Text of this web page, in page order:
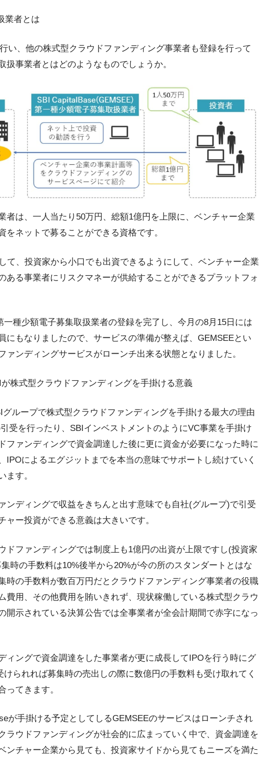
業者とは
い、他の株式型クラウドファンディング事業者も登録を行って
扱事業者とはどのようなものでしょうか。
者は、一人当たり50万円、総額1億円を上限に、ベンチャー企業
をネットで募ることができる資格です。
て、投資家から小口でも出資できるようにして、ベンチャー企業
ある事業者にリスクマネーが供給することができるプラットフォ
一種少額電子募集取扱業者の登録を完了し、今月の8月15日には
にもなりましたので、サービスの準備が整えば、GEMSEEとい
ァンディングサービスがローンチ出来る状態となりました。
株式型クラウドファンディングを手掛ける意義
ループで株式型クラウドファンディングを手掛ける最大の理由
受を行ったり、SBIインベストメントのようにVC事業を手掛け
ファンディングで資金調達した後に更に資金が必要になった時に
IPOによるエグジットまでを本当の意味でサポートし続けていく
ます。
ンディングで収益をきちんと出す意味でも自社(グループ)で引受
ャー投資ができる意義は大きいです。
ドファンディングでは制度上も1億円の出資が上限ですし(投資家
時の手数料は10%後半から20%が今の所のスタンダートとはな
時の手数料が数百万円だとクラウドファンディング事業者の役職
費用、その他費用を賄いきれず、現状稼働している株式型クラウ
開示されている決算公告では全事業者が全会計期間で赤字になっ
ィングで資金調達をした事業者が更に成長してIPOを行う時にグ
けられれば募集時の売出しの際に数億円の手数料も受け取れてく
ってきます。
が手掛ける予定としてしるGEMSEEのサービスはローンチされ
ラウドファンディングが社会的に広まっていく中で、資金調達を
ンチャー企業から見ても、投資家サイドから見てもニーズを満た